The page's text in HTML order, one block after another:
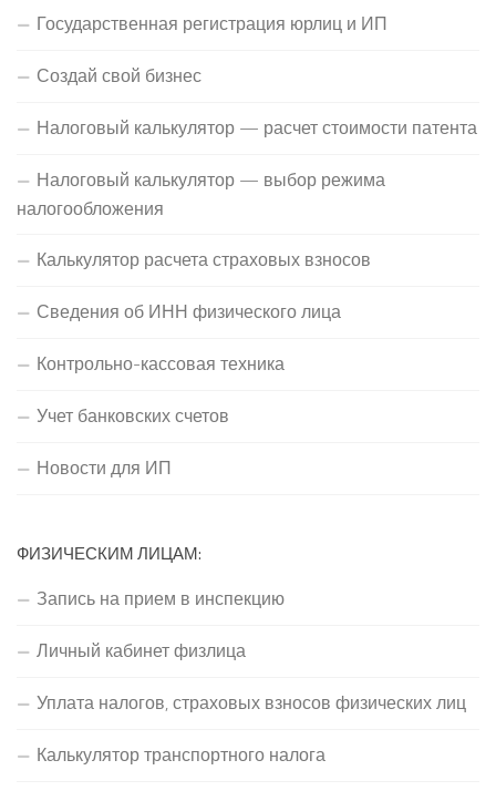
Государственная регистрация юрлиц и ИП
Создай свой бизнес
Налоговый калькулятор — расчет стоимости патента
Налоговый калькулятор — выбор режима
налогообложения
Калькулятор расчета страховых взносов
Сведения об ИНН физического лица
Контрольно-кассовая техника
Учет банковских счетов
Новости для ИП
ФИЗИЧЕСКИМ ЛИЦАМ:
Запись на прием в инспекцию
Личный кабинет физлица
Уплата налогов, страховых взносов физических лиц
Калькулятор транспортного налога